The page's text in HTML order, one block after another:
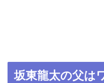
坂東龍太の父は